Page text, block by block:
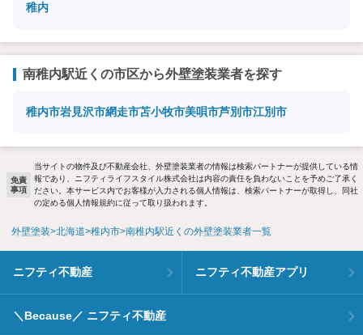
稚内
南稚内駅近くの市区から外壁塗装業者を探す
稚内市岩見沢市網走市苫小牧市美唄市芦別市江別市
免責
事項
当サイトの物件及び不動産会社、外壁塗装業者の情報は検索パートナーが提供している情
報であり、ニフティライフスタイル株式会社は内容の責任を負わないことを予めご了承く
ださい。本サービス内でお客様が入力される個人情報は、検索パートナーが取得し、同社
の定める個人情報規約に従って取り扱われます。
外壁塗装 北海道 稚内市 南稚内駅近くの外壁塗装業者一覧
ニフティ不動産 ニフティ不動産アプリ
＼Because／ ニフティ不動産